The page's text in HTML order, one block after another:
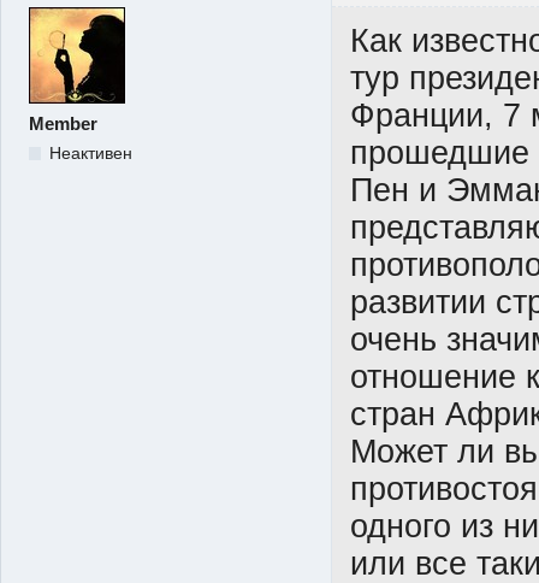
Member
Неактивен
Как
тур
Франции, 7
прошедшие
Пен и
развитии
очень
отношение
стран
Может ли
одного из
или все